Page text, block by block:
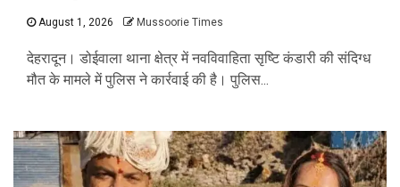
August 1, 2026 Mussoorie Times
देहरादून। डोईवाला थाना क्षेत्र में नवविवाहिता सृष्टि कंडारी की संदिग्ध
मौत के मामले में पुलिस ने कार्रवाई की है। पुलिस...